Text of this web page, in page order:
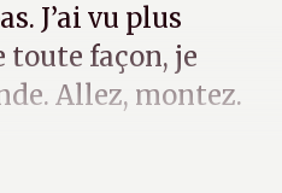
J’ai vu plus
toute façon, je
Allez, montez.